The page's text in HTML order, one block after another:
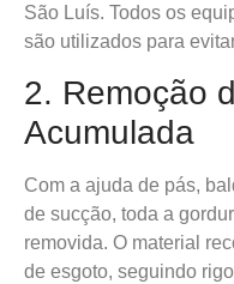
São Luís. Todos os
são utilizados para
2. Remoção
Acumulada
Com a ajuda de pás,
de sucção, toda a
removida. O material
de esgoto, seguindo